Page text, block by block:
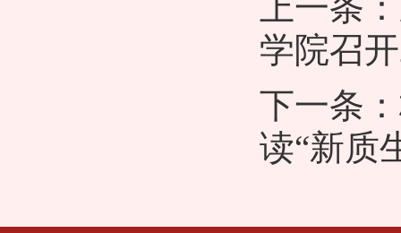
学院召
下一条：
读“新质